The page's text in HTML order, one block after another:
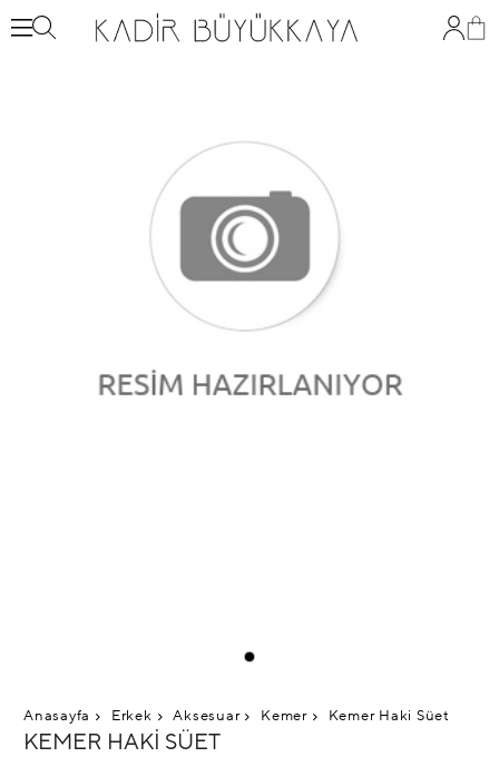
Anasayfa Erkek Aksesuar Kemer Kemer Haki Süet
KEMER HAKI SÜET